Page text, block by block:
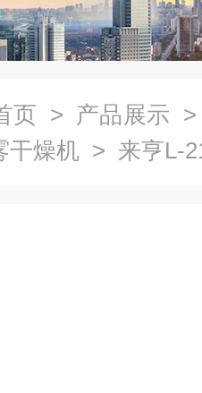
页 > 产品展示
干燥机 > 来亨L-